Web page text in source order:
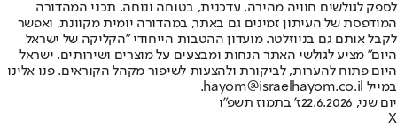
לספק לגולשים חוויה מהירה, עדכנית, בטוחה ונוחה. תכני המהדורה
המודפסת של העיתון זמינים גם באתר, במהדורה יומית מקוונת, ואפשר
לקבל אותם גם בניוזלטר. מועדון ההטבות הייחודי "הקליקה של ישראל
היום" מציע לגולשי האתר הנחות ומבצעים על מוצרים ושירותים. ישראל
היום פתוח להערות, לביקורת ולהצעות לשיפור מקהל הקוראים. פנו אלינו
במייל hayom@israelhayom.co.il.
יום שני, 22.6.2026
ז' בתמוז תשפ"ו
X